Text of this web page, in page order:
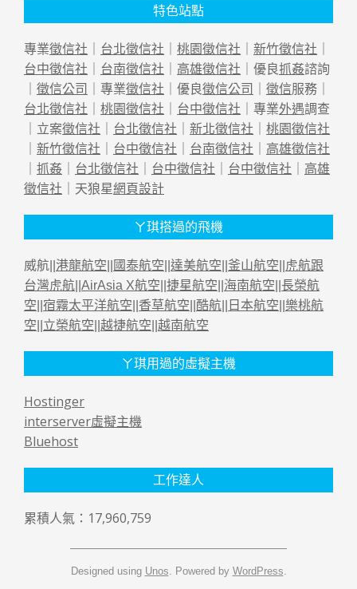
特色站點
專業徵信社 台北徵信社 桃園徵信社 新竹徵信社
台中徵信社
台南徵信社 高雄徵信社 ｜優良抓姦諮詢
徵信公司 ｜專業徵信社 ｜優良徵信公司 徵信服務｜
台北徵信社
桃園徵信社 台中徵信社 ｜專業外遇調查
｜立案徵信社 台北徵信社 新北徵信社
桃園徵信社
新竹徵信社 台中徵信社 台南徵信社
高雄徵信社
抓姦 台北徵信社 台中徵信社 台中徵信社
高雄
徵信社 ｜天狼星網頁設計
ㄚ琪搭過的飛機
威航|| 港龍航空 國泰航空 達美航空 釜山航空
虎航跟
台灣虎航 AirAsia X航空 捷星航空 海南航空 長榮航
空 宿霧太平洋航空 香草航空 酷航 日本航空 樂桃航
空 立榮航空 越捷航空 越南航空
ㄚ琪用過的虛擬主機
Hostinger
interserver虛擬主機
Bluehost
工作達人
累積人氣：17,960,759
Designed using Unos. Powered by WordPress.